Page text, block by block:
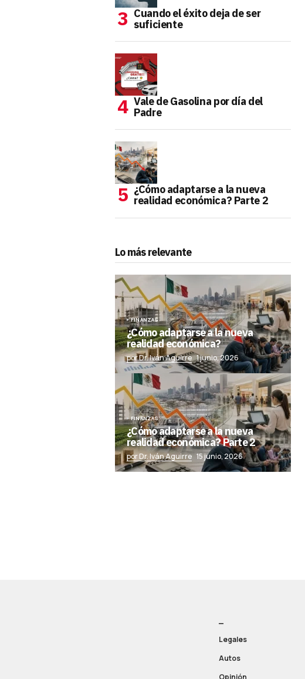
Cuando el éxito deja de ser
suficiente
Vale de Gasolina por día del
Padre
¿Cómo adaptarse a la nueva
realidad económica? Parte 2
Lo más relevante
FINANZAS
¿Cómo adaptarse a la nueva
realidad económica?
por Dr. Iván Aguirre 1 junio, 2026
FINANZAS
¿Cómo adaptarse a la nueva
realidad económica? Parte 2
por Dr. Iván Aguirre 15 junio, 2026
_
Legales
Autos
Opinión